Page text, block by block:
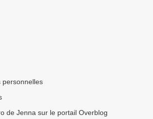
personnelles
de Jenna sur le portail Overblog